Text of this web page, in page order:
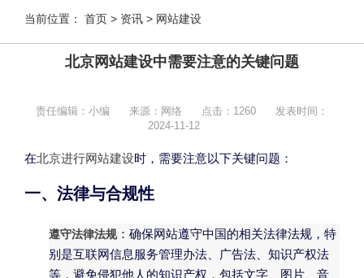
当前位置： 首页 > 资讯 > 网站建设
北京网站建设中需要注意的关键问题
责任编辑：小编 来源：网络 点击： 1260
发表时间：
2024-11-12
在北京进行网站建设时，需要注意以下关键问题：
一、法律与合规性
遵守法律法规：确保网站遵守中国的相关法律法规，特
别是互联网信息服务管理办法、广告法、知识产权法
等，避免侵犯他人的知识产权，包括文字、图片、音